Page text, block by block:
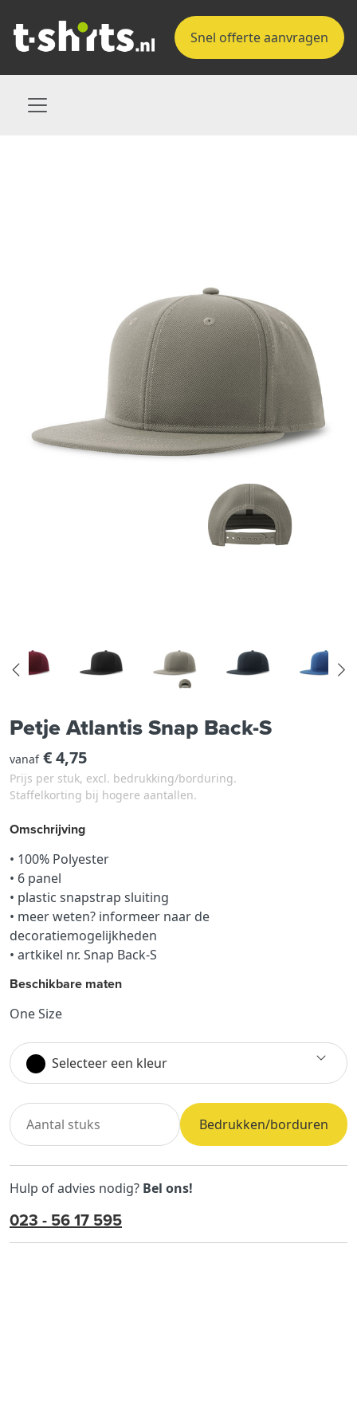
Snel offerte aanvragen
Petje Atlantis Snap Back-S
vanaf€ 4,75
Prijs per stuk, excl. bedrukking/borduring.
Staffelkorting bij hogere aantallen.
Omschrijving
• 100% Polyester
• 6 panel
• plastic snapstrap sluiting
• meer weten? informeer naar de
decoratiemogelijkheden
• artkikel nr. Snap Back-S
Beschikbare maten
One Size
Selecteer een kleur
Bedrukken/borduren
Hulp of advies nodig? Bel ons!
023 - 56 17 595